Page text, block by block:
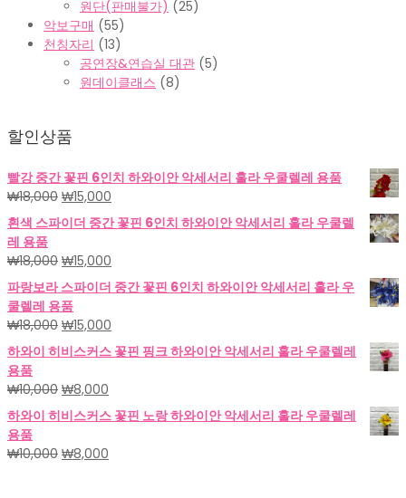
원단(판매불가) (25)
악보구매 (55)
천칭자리 (13)
공연장&연습실 대관 (5)
원데이클래스 (8)
할인상품
빨강 중간 꽃핀 6인치 하와이안 악세서리 훌라 우쿨렐레 용품
₩18,000 원
래
가
격:
₩18,000.
₩15,000
재
가
₩15,000.
흰색 스파이더 중간 꽃핀 6인치 하와이안 악세서리 훌라 우쿨렐
레 용품
₩18,000 원
래
가
격:
₩18,000.
₩15,000
재
가
₩15,000.
파랑보라 스파이더 중간 꽃핀 6인치 하와이안 악세서리 훌라 우
쿨렐레 용품
₩18,000 원
래
가
격:
₩18,000.
₩15,000
재
가
하와이 히비스커스 꽃핀 핑크 하와이안 악세서리 훌라 우쿨렐레
용품
₩10,000 원
래
가
격:
₩10,000.
₩8,000
재
가
₩8,000.
하와이 히비스커스 꽃핀 노랑 하와이안 악세서리 훌라 우쿨렐레
용품
₩10,000 원
₩8,000